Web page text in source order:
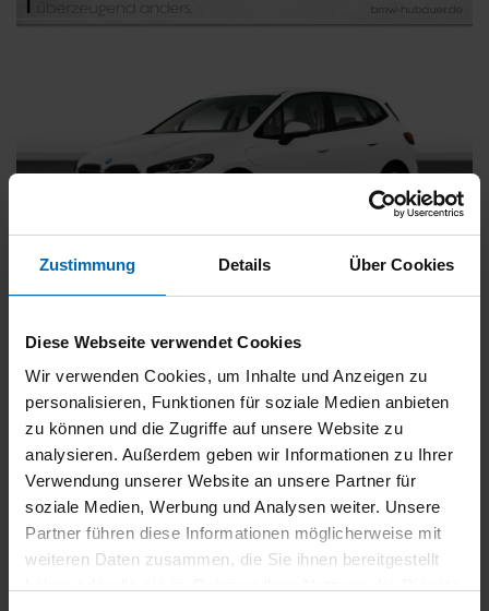
Zustimmung Details Über Cookies
Diese Webseite verwendet Cookies
Wir verwenden Cookies, um Inhalte und Anzeigen zu
personalisieren, Funktionen für soziale Medien anbieten
zu können und die Zugriffe auf unsere Website zu
analysieren. Außerdem geben wir Informationen zu Ihrer
Verwendung unserer Website an unsere Partner für
soziale Medien, Werbung und Analysen weiter. Unsere
Partner führen diese Informationen möglicherweise mit
weiteren Daten zusammen, die Sie ihnen bereitgestellt
BMW 225
Gebrauchtwagen
Typ
Pkw
Kilometerstand
54.750 km
Erstzulassung
05/2023
Zustand
Gebrauchtwagen
Leistung
180 kW / 245 PS